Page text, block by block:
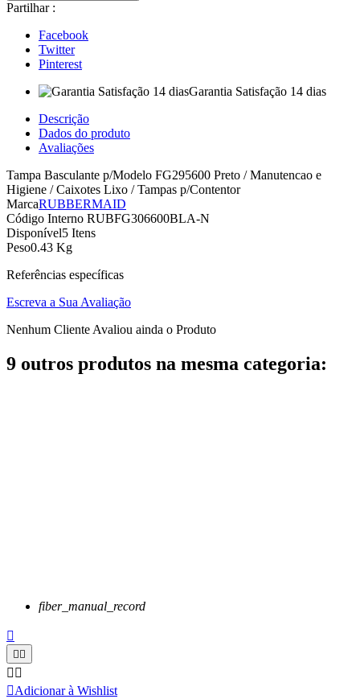
Partilhar :
Facebook
Twitter
Pinterest
Garantia Satisfação 14 dias
Descrição
Dados do produto
Avaliações
Tampa Basculante p/Modelo FG295600 Preto / Manutencao e
Higiene / Caixotes Lixo / Tampas p/Contentor
MarcaRUBBERMAID
Código Interno RUBFG306600BLA-N
Disponível5 Itens
Peso0.43 Kg
Referências específicas
Escreva a Sua Avaliação
Nenhum Cliente Avaliou ainda o Produto
9 outros produtos na mesma categoria:
fiber_manual_record

 
 
Adicionar à Wishlist